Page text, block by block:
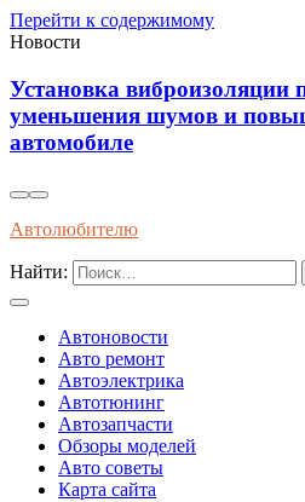
Перейти к содержимому
Новости
Установка виброизоляции
уменьшения шумов и
автомобиле
Автолюбителю
Найти:
Автоновости
Авто ремонт
Автоэлектрика
Автотюнинг
Автозапчасти
Обзоры моделей
Авто советы
Карта сайта